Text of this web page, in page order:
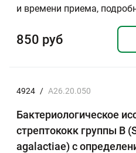
и времени приема,
850 руб
4924 / A26.20.050
Бактериологическое
стрептококк группы В
agalactiae) с